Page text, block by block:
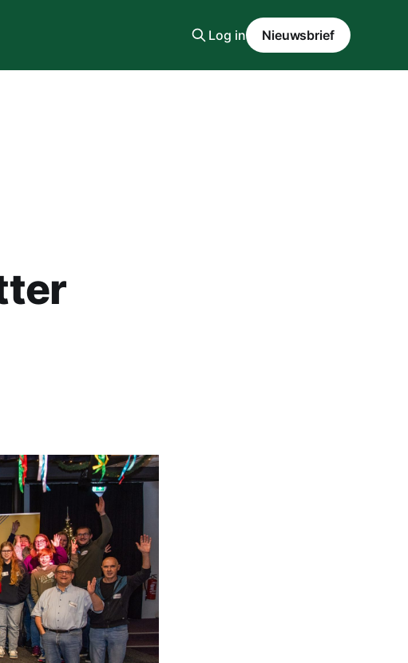
Log in Nieuwsbrief